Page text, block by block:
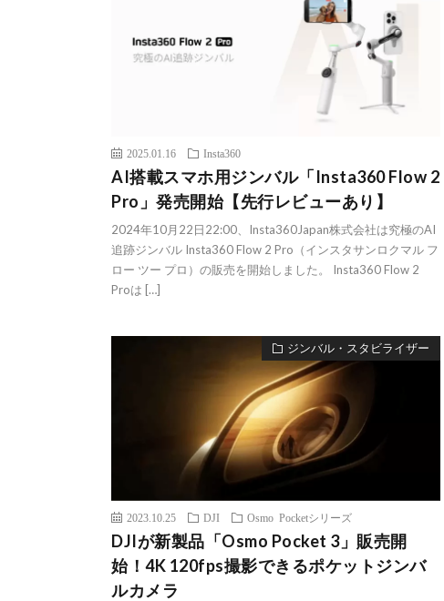
2025.01.16 Insta360
AI搭載スマホ用ジンバル「Insta360 Flow 2
Pro」発売開始【先行レビューあり】
2024年10月22日22:00、Insta360Japan株式会社は究極のAI
追跡ジンバル Insta360 Flow 2 Pro（インスタサンロクマル フ
ロー ツー プロ）の販売を開始しました。 Insta360 Flow 2
Proは […]
ジンバル・スタビライザー
2023.10.25 DJI Osmo Pocketシリーズ
DJIが新製品「Osmo Pocket 3」販売開
始！4K 120fps撮影できるポケットジンバ
ルカメラ